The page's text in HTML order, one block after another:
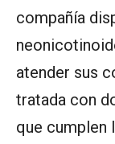
compañía
atender sus
tratada con
que cumplen